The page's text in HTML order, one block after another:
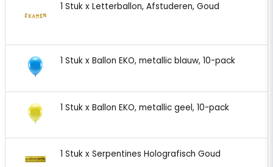
1 Stuk x Letterballon, Afstuderen, Goud
1 Stuk x Ballon EKO, metallic blauw, 10-pack
1 Stuk x Ballon EKO, metallic geel, 10-pack
1 Stuk x Serpentines Holografisch Goud